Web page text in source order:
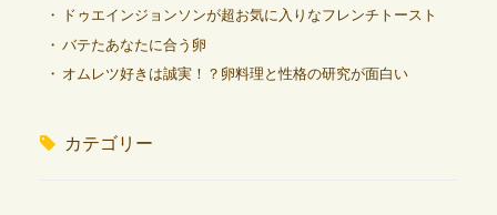
ドゥエインジョンソンが超お気に入りなフレンチトースト
バテたあなたに合う卵
オムレツ好きは誠実！？卵料理と性格の研究が面白い
カテゴリー